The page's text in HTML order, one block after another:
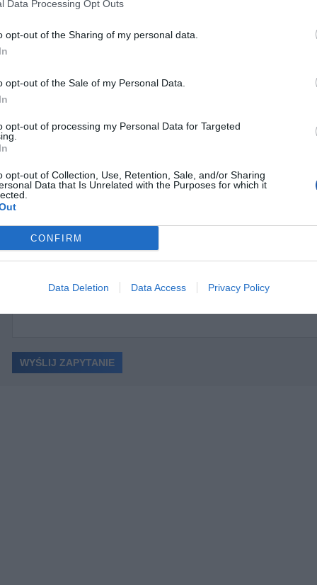
Data Processing Opt Outs
opt-out of the Sharing of my personal data.
opt-out of the Sale of my Personal Data.
opt-out of processing my Personal Data for Targeted
opt-out of Collection, Use, Retention, Sale, and/or Sharing
Data that Is Unrelated with the Purposes for which it
CONFIRM
Data Deletion Data Access Privacy Policy
PP6-3M/G
Gembird Europe B.V. Wittevrouwen 56
Gembird Polska Sp. z o.o. ul. Katowicka 146
O PRODUKT